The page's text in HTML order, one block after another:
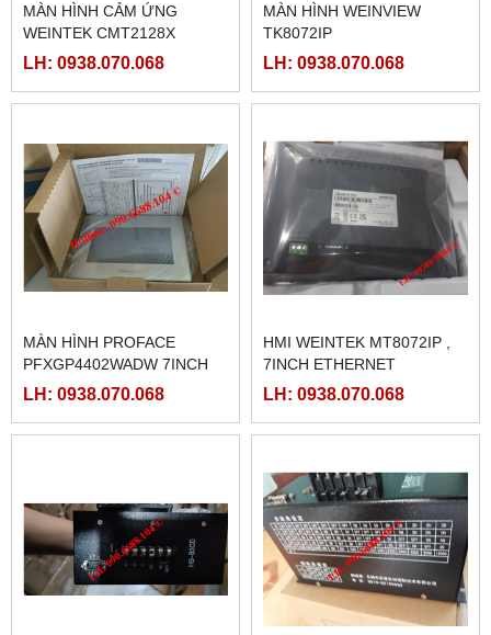
MÀN HÌNH CẢM ỨNG
WEINTEK CMT2128X
LH: 0938.070.068
MÀN HÌNH WEINVIEW
TK8072IP
LH: 0938.070.068
MÀN HÌNH PROFACE
PFXGP4402WADW 7INCH
LH: 0938.070.068
HMI WEINTEK MT8072IP ,
7INCH ETHERNET
LH: 0938.070.068